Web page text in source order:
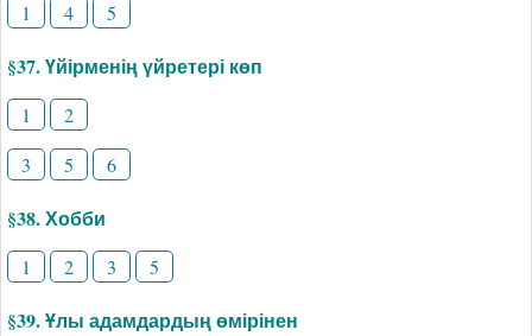
1 4 5
§37. Үйірменің үйретері көп
1
2
3
5 6
§38. Хобби
1 2 3 5
§39. Ұлы адамдардың өмірінен